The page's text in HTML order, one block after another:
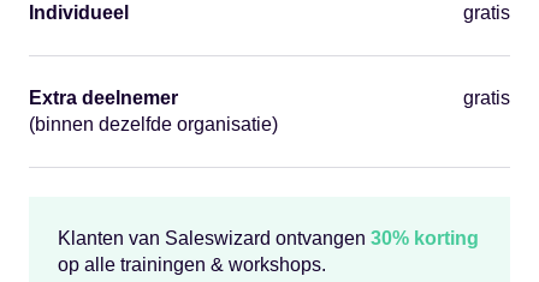
Individueel gratis
Extra deelnemer
(binnen dezelfde organisatie)
gratis
Klanten van Saleswizard ontvangen 30% korting
op alle trainingen & workshops.